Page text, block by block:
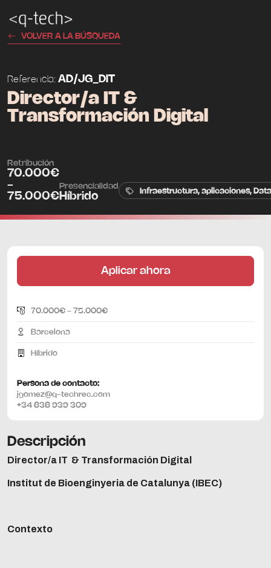
VOLVER A LA BÚSQUEDA
Referencia: AD/JG_DIT
Director/a IT &
Transformación Digital
Retribución
70.000€
-
75.000€
Presencialidad
Híbrido
Infraestructura, aplicaciones,
Descripción
Director/a IT & Transformación Digital
Institut de Bioenginyeria de Catalunya (IBEC)
Contexto
Aplicar ahora
70.000€ - 75.000€
Barcelona
Híbrido
Persona de contacto:
jgomez@q-techrec.com
+34 636 939 309